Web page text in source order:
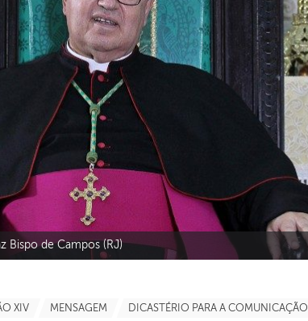
Bispo de Campos (RJ)
XIV MENSAGEM DICASTÉRIO PARA A COMUNICAÇÃO